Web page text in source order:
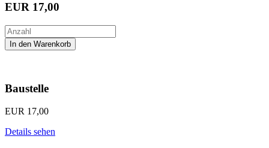
EUR 17,00
Baustelle
EUR 17,00
Details sehen